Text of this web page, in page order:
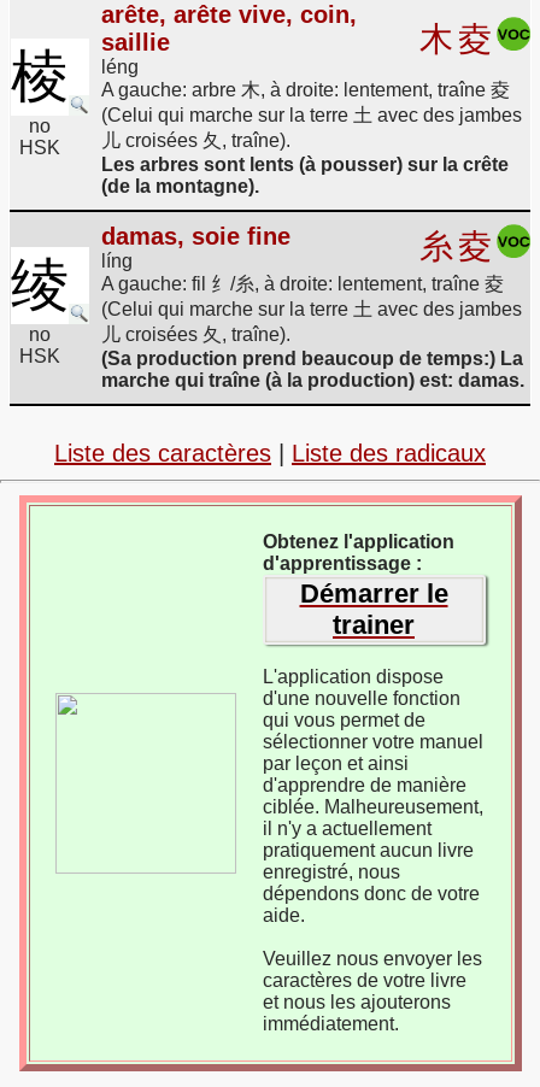
棱
no
HSK
arête, arête vive, coin,
saillie
léng
木夌
A gauche: arbre 木, à droite: lentement, traîne 夌
(Celui qui marche sur la terre 土 avec des jambes
儿 croisées 夂, traîne).
Les arbres sont lents (à pousser) sur la crête
(de la montagne).
绫
no
HSK
damas, soie fine
líng 糸夌
A gauche: fil 纟/糸, à droite: lentement, traîne 夌
(Celui qui marche sur la terre 土 avec des jambes
儿 croisées 夂, traîne).
(Sa production prend beaucoup de temps:) La
marche qui traîne (à la production) est: damas.
Liste des caractères Liste des radicaux
Obtenez l'application
d'apprentissage :
Démarrer le
trainer
L'application dispose
d'une nouvelle fonction
qui vous permet de
sélectionner votre manuel
par leçon et ainsi
d'apprendre de manière
ciblée. Malheureusement,
il n'y a actuellement
pratiquement aucun livre
enregistré, nous
dépendons donc de votre
aide.
Veuillez nous envoyer les
caractères de votre livre
et nous les ajouterons
immédiatement.